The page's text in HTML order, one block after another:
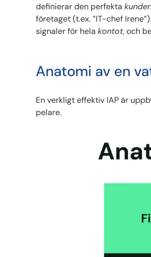
definierar den perfekta
företaget (t.ex. ”IT-chef
signaler för hela kontot, och
Anatomi av en
En verkligt effektiv IAP är
pelare.